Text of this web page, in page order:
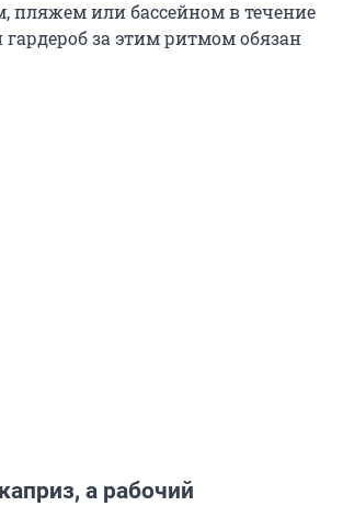
пляжем или бассейном в течение
за этим ритмом обязан
а рабочий